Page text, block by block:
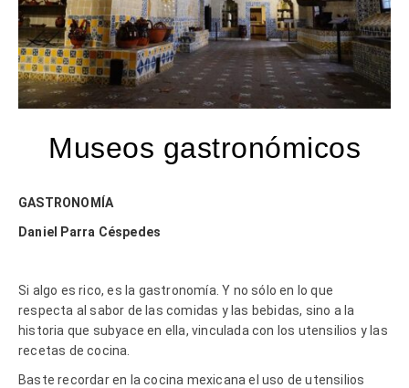
Museos gastronómicos
GASTRONOMÍA
Daniel Parra Céspedes
Si algo es rico, es la gastronomía. Y no sólo en lo que
respecta al sabor de las comidas y las bebidas, sino a la
historia que subyace en ella, vinculada con los utensilios y las
recetas de cocina.
Baste recordar en la cocina mexicana el uso de utensilios